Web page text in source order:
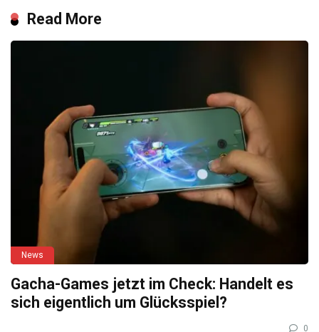
Read More
News
Gacha-Games jetzt im Check: Handelt es
sich eigentlich um Glücksspiel?
0